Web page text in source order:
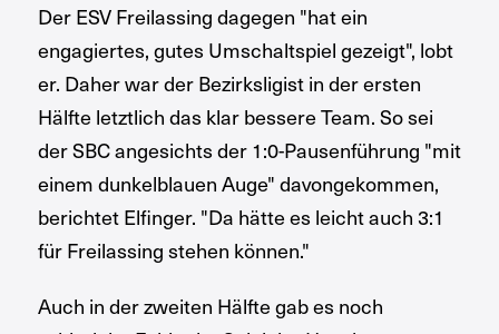
Der ESV Freilassing dagegen "hat ein
engagiertes, gutes Umschaltspiel gezeigt", lobt
er. Daher war der Bezirksligist in der ersten
Hälfte letztlich das klar bessere Team. So sei
der SBC angesichts der 1:0-Pausenführung "mit
einem dunkelblauen Auge" davongekommen,
berichtet Elfinger. "Da hätte es leicht auch 3:1
für Freilassing stehen können."
Auch in der zweiten Hälfte gab es noch